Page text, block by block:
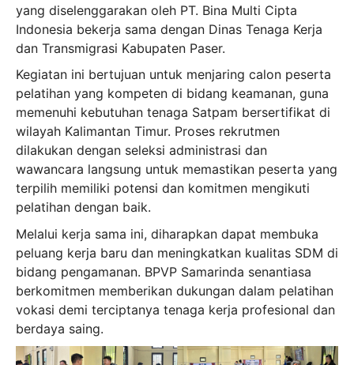
yang diselenggarakan oleh PT. Bina Multi Cipta
Indonesia bekerja sama dengan Dinas Tenaga Kerja
dan Transmigrasi Kabupaten Paser.
Kegiatan ini bertujuan untuk menjaring calon peserta
pelatihan yang kompeten di bidang keamanan, guna
memenuhi kebutuhan tenaga Satpam bersertifikat di
wilayah Kalimantan Timur. Proses rekrutmen
dilakukan dengan seleksi administrasi dan
wawancara langsung untuk memastikan peserta yang
terpilih memiliki potensi dan komitmen mengikuti
pelatihan dengan baik.
Melalui kerja sama ini, diharapkan dapat membuka
peluang kerja baru dan meningkatkan kualitas SDM di
bidang pengamanan. BPVP Samarinda senantiasa
berkomitmen memberikan dukungan dalam pelatihan
vokasi demi terciptanya tenaga kerja profesional dan
berdaya saing.